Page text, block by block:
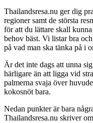
Thailandsresa.nu ger dig
regioner samt de största
för att du lättare skall
behov bäst. Vi listar bra
på vad man ska tänka på i
Är det inte dags att unna
härligare än att ligga vid
palmerna svaja över
kokosnöt bara.
Nedan punkter är bara
Thailandsresa.nu skriver